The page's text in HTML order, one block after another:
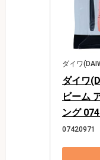
ダイワ
ダイワ
ビーム
ング
07420971